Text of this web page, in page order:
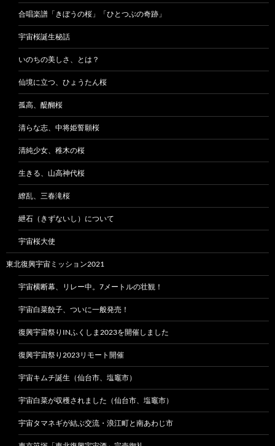
合唱楽譜「きぼうの桜」「ひとつぶの奇跡」
宇宙桜誕生秘話
いのちの美しさ、とは？
仙境に立つ、ひょうたん桜
孤高、醍醐桜
清らな志、中将姫誓願桜
清純少女、稚木の桜
生きる、山高神代桜
繚乱、三春滝桜
紲石（きずないし）について
宇宙桜大使
東北復興宇宙ミッション2021
宇宙横断幕、リレー中。7メートルの壮観！
宇宙白菜餃子、ついに一般発売！
復興宇宙祭りINふくしま2023を開催しました
復興宇宙祭り2023リモート開催
宇宙キムチ誕生（仙台市、塩竈市）
宇宙白菜が収穫されました（仙台市、塩竈市）
宇宙タマネギが結ぶ交流・浪江町と南あわじ市